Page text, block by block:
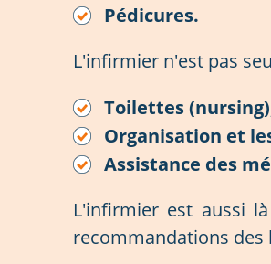
Pédicures.
L'infirmier n'est pas
Toilettes
Organisation et
Assistance des
L'infirmier est aussi
recommandations des